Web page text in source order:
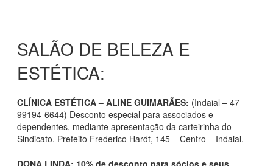
SALÃO DE BELEZA E
ESTÉTICA:
CLÍNICA ESTÉTICA – ALINE GUIMARÃES: (Indaial – 47
99194-6644) Desconto especial para associados e
dependentes, mediante apresentação da carteirinha do
Sindicato. Prefeito Frederico Hardt, 145 – Centro – Indaial.
DONA LINDA: 10% de desconto para sócios e seus